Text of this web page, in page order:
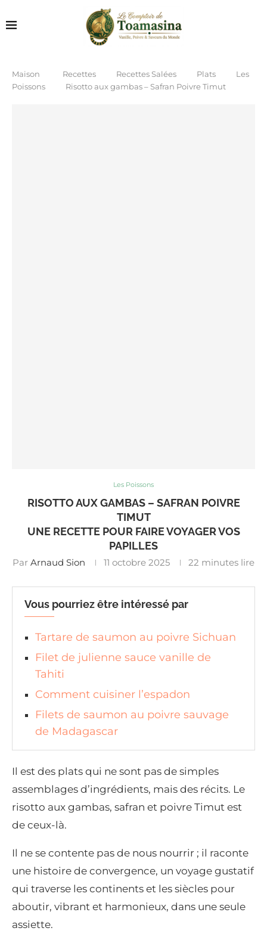
Maison Recettes Recettes Salées Plats
Les
Poissons
Risotto aux gambas – Safran Poivre Timut
Les Poissons
RISOTTO AUX GAMBAS – SAFRAN POIVRE
TIMUT
UNE RECETTE POUR FAIRE VOYAGER VOS
PAPILLES
Par Arnaud Sion 11 octobre 2025 22 minutes lire
Vous pourriez être intéressé par
Tartare de saumon au poivre Sichuan
Filet de julienne sauce vanille de
Tahiti
Comment cuisiner l’espadon
Filets de saumon au poivre sauvage
de Madagascar
Il est des plats qui ne sont pas de simples
assemblages d’ingrédients, mais des récits. Le
risotto aux gambas, safran et poivre Timut est
de ceux-là.
Il ne se contente pas de nous nourrir ; il raconte
une histoire de convergence, un voyage gustatif
qui traverse les continents et les siècles pour
aboutir, vibrant et harmonieux, dans une seule
assiette.